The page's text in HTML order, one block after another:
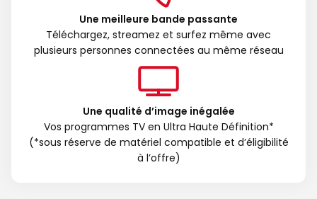
Une meilleure bande passante
Téléchargez, streamez et surfez même avec
plusieurs personnes connectées au même réseau
Une qualité d’image inégalée
Vos programmes TV en Ultra Haute Définition*
(*sous réserve de matériel compatible et d’éligibilité
à l’offre)